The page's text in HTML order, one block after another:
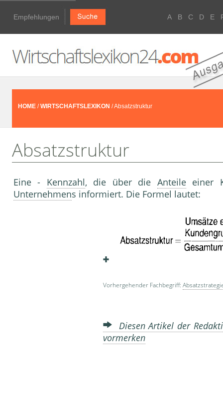
Empfehlungen A B C D E
HOME /WIRTSCHAFTSLEXIKON / Absatzstruktur
Absatzstruktur
Eine - Kennzahl, die über die Anteileeiner
Unternehmens informiert. Die Formel lau­tet:
Vorhergehender Fachbegriff:
Diesen Artikel der
vormerken